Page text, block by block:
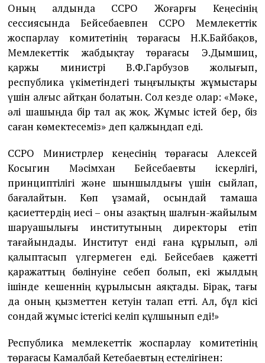
Оның алдында ССРО Жоғарғы Кеңесінің
сессиясында Бейсебаевпен ССРО Мемлекеттік
жоспарлау комитетінің төрағасы Н.К.Байбақов,
Мемлекеттік жабдықтау төрағасы Э.Дымшиц,
қаржы министрі В.Ф.Гарбузов жолығып,
республика үкіметіндегі тыңғылықты жұмыстары
үшін алғыс айтқан болатын. Сол кезде олар: «Мәке,
әлі шашыңда бір тал ақ жоқ. Жұмыс істей бер, біз
саған көмектесеміз» деп қалжыңдап еді.
ССРО Министрлер кеңесінің төрағасы Алексей
Косыгин Мәсімхан Бейсебаевты іскерлігі,
принциптілігі және шыншылдығы үшін сыйлап,
бағалайтын. Көп ұзамай, осындай тамаша
қасиеттердің иесі – оны Қазақтың шалғын-жайылым
шаруашылығы институтының директоры етіп
тағайындады. Институт енді ғана құрылып, әлі
қалыптасып үлгермеген еді. Бейсебаев қажетті
қаражаттың бөлінуіне себеп болып, екі жылдың
ішінде кешеннің құрылысын аяқтады. Бірақ, тағы
да оның қызметтен кетуін талап етті. Ал, бұл кісі
сондай жұмыс істегісі келіп құлшынып еді!»
Республика мемлекеттік жоспарлау комитетінің
төрағасы Камалбай Кетебаевтың естелігінен: